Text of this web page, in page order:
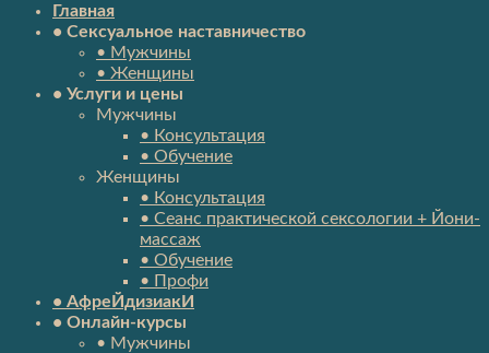
Главная
• Сексуальное наставничество
• Мужчины
• Женщины
• Услуги и цены
Мужчины
• Консультация
• Обучение
Женщины
• Консультация
• Сеанс практической сексологии + Йони-
массаж
• Обучение
• Профи
• АфреЙдизиакИ
• Онлайн-курсы
• Мужчины